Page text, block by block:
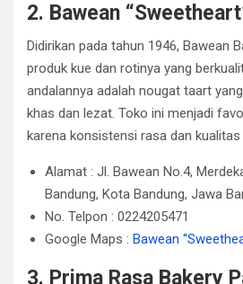
2. Bawean
Didirikan pada tahun 1946, Bawean
produk kue dan rotinya yang
andalannya adalah nougat taart
khas dan lezat. Toko ini menjadi
karena konsistensi rasa dan kualitas
Alamat : Jl. Bawean No.4,
Bandung, Kota Bandung, Jawa
No. Telpon : 0224205471
Google Maps : Bawean
3. Prima Rasa Bakery